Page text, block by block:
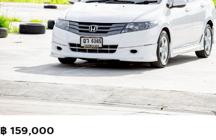
฿ 159,000